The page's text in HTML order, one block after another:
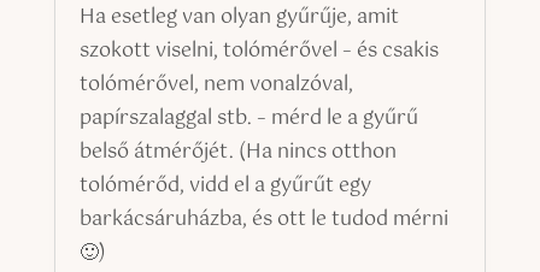
Ha esetleg van olyan gyűrűje, amit
szokott viselni, tolómérővel – és csakis
tolómérővel, nem vonalzóval,
papírszalaggal stb. – mérd le a gyűrű
belső átmérőjét. (Ha nincs otthon
tolómérőd, vidd el a gyűrűt egy
barkácsáruházba, és ott le tudod mérni
🙂)